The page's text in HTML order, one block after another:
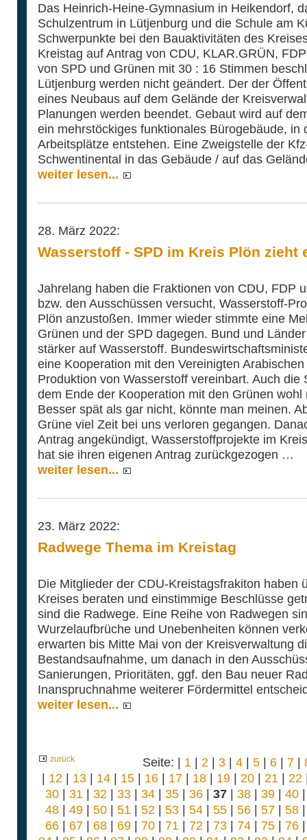
Das Heinrich-Heine-Gymnasium in Heikendorf,
Schulzentrum in Lütjenburg und die Schule am
Schwerpunkte bei den Bauaktivitäten des
Kreistag auf Antrag von CDU, KLAR.GRÜN,
von SPD und Grünen mit 30 : 16 Stimmen
Lütjenburg werden nicht geändert. Der der
eines Neubaus auf dem Gelände der
Planungen werden beendet. Gebaut wird auf
ein mehrstöckiges funktionales Bürogebäude, in
Arbeitsplätze entstehen. Eine Zweigstelle der
Schwentinental in das Gebäude / auf das
weiter lesen...
28. März 2022:
Wasserstoff - SPD im Kreis Plön zieht
Jahrelang haben die Fraktionen von CDU, FDP
bzw. den Ausschüssen versucht, Wasserstoff-
Plön anzustoßen. Immer wieder stimmte eine
Grünen und der SPD dagegen. Bund und
stärker auf Wasserstoff.
eine Kooperation mit den Vereinigten
Produktion von Wasserstoff vereinbart. Auch die
dem Ende der Kooperation mit den Grünen
Besser spät als gar nicht, könnte man meinen.
Grüne viel Zeit bei uns verloren gegangen.
Antrag angekündigt, Wasserstoffprojekte im
hat sie ihren eigenen Antrag zurückgezogen …
weiter lesen...
23. März 2022:
Radwege Thema im Kreistag
Die Mitglieder der CDU-Kreistagsfrakiton haben
Kreises beraten und einstimmige Beschlüsse
sind die Radwege. Eine Reihe von Radwegen
Wurzelaufbrüche und Unebenheiten können
erwarten bis Mitte Mai von der Kreisverwaltung
Bestandsaufnahme, um danach in den
Sanierungen, Prioritäten, ggf. den Bau neuer
Inanspruchnahme weiterer Fördermittel
weiter lesen...
zurück Seite: | 1 | 2 | 3 | 4 | 5 | 6 | 7 |
| 12 | 13| 14| 15| 16| 17| 18| 19| 20| 21 | 22
30| 31 | 32 | 33| 34| 35| 36| 37| 38| 39| 40
48| 49| 50| 51 | 52 | 53| 54| 55| 56| 57| 58
66| 67| 68| 69| 70| 71 | 72 | 73| 74| 75| 76